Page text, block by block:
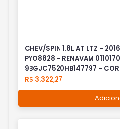
CHEV/SPIN 1.8L AT LTZ -
PYO8828 - RENAVAM
9BGJC7520HB147797 -
R$ 3.322,27